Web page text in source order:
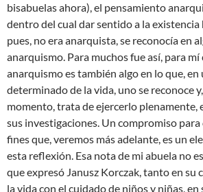
bisabuelas ahora), el pensamiento
dentro del cual dar sentido a la existencia
pues, no era anarquista, se reconocía en
anarquismo. Para muchos fue así, para
anarquismo es también algo en lo que,
determinado de la vida, uno se reconoce
momento, trata de ejercerlo plenamente,
sus investigaciones. Un compromiso
fines que, veremos más adelante, es un
esta reflexión. Esa nota de mi abuela no
que expresó Janusz Korczak, tanto en su
la vida con el cuidado de niños y niñas, en